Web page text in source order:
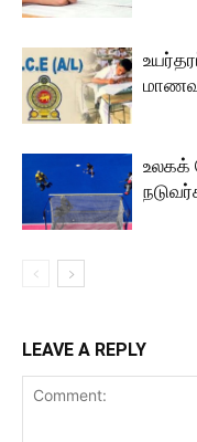
உலகக்
LEAVE A REPLY